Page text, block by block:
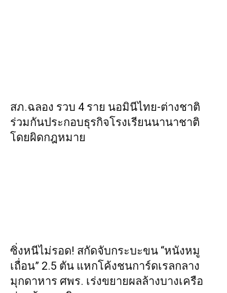
สภ.ฉลอง รวบ 4 ราย นอมินีไทย-ต่างชาติ
ร่วมกันประกอบธุรกิจโรงเรียนนานาชาติ
โดยผิดกฎหมาย
ซิ่งหนีไม่รอด! สกัดจับกระบะขน “หนังหมู
เถื่อน” 2.5 ตัน แหกโค้งชนการ์ดเรลกลาง
มุกดาหาร ศพร. เร่งขยายผลล้างบางเครือ